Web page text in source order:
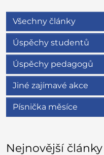
Všechny články
Úspěchy studentů
Úspěchy pedagogů
Jiné zajímavé akce
Písnička měsíce
Nejnovější články